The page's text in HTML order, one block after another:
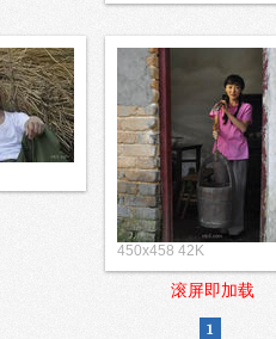
450x458 42K
滚屏即加载
1